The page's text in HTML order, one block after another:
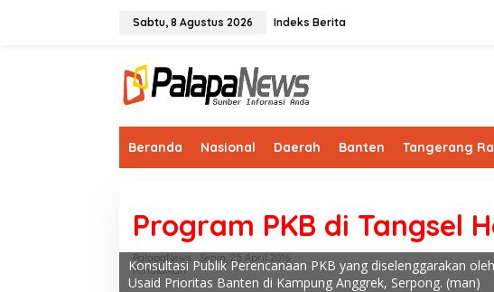
Sabtu, 8 Agustus 2026 Indeks Berita
Beranda Nasional Daerah Banten Tangerang
Program PKB di Tangsel
PalapaNews
Senin, 25 April 2016
Pendidikan
Konsultasi Publik Perencanaan PKB yang diselenggarakan
Usaid Prioritas Banten di Kampung Anggrek, Serpong. (man)